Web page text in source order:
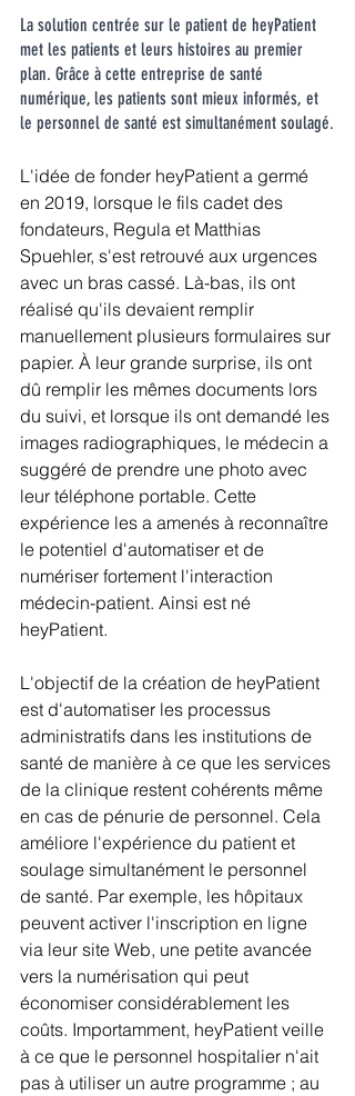
La solution centrée sur le patient de heyPatient
met les patients et leurs histoires au premier
plan. Grâce à cette entreprise de santé
numérique, les patients sont mieux informés, et
le personnel de santé est simultanément soulagé.
L'idée de fonder heyPatient a germé
en 2019, lorsque le fils cadet des
fondateurs, Regula et Matthias
Spuehler, s'est retrouvé aux urgences
avec un bras cassé. Là-bas, ils ont
réalisé qu'ils devaient remplir
manuellement plusieurs formulaires sur
papier. À leur grande surprise, ils ont
dû remplir les mêmes documents lors
du suivi, et lorsque ils ont demandé les
images radiographiques, le médecin a
suggéré de prendre une photo avec
leur téléphone portable. Cette
expérience les a amenés à reconnaître
le potentiel d'automatiser et de
numériser fortement l'interaction
médecin-patient. Ainsi est né
heyPatient.
L'objectif de la création de heyPatient
est d'automatiser les processus
administratifs dans les institutions de
santé de manière à ce que les services
de la clinique restent cohérents même
en cas de pénurie de personnel. Cela
améliore l'expérience du patient et
soulage simultanément le personnel
de santé. Par exemple, les hôpitaux
peuvent activer l'inscription en ligne
via leur site Web, une petite avancée
vers la numérisation qui peut
économiser considérablement les
coûts. Importamment, heyPatient veille
à ce que le personnel hospitalier n'ait
pas à utiliser un autre programme ; au